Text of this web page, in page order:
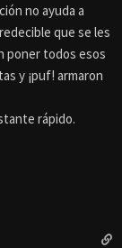
no ayuda a
que se les
poner todos esos
y ¡puf! armaron
rápido.